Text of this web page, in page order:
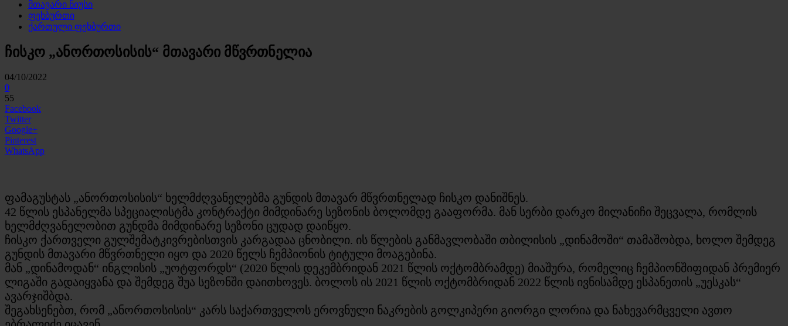
მთავარი ნიუსი
ფეხბურთი
ქართული ფეხბურთი
ჩისკო „ანორთოსისის“ მთავარი მწვრთნელია
04/10/2022
0
55
Facebook
Twitter
Google+
Pinterest
WhatsApp
ფამაგუსტას „ანორთოსისის“ ხელმძღვანელებმა გუნდის მთავარ მწვრთნელად ჩისკო დანიშნეს.
42 წლის ესპანელმა სპეციალისტმა კონტრაქტი მიმდინარე სეზონის ბოლომდე გააფორმა. მან სერბი დარკო მილანიჩი შეცვალა, რომლის
ხელმძღვანელობით გუნდმა მიმდინარე სეზონი ცუდად დაიწყო.
ჩისკო ქართველი გულშემატკივრებისთვის კარგადაა ცნობილი. ის წლების განმავლობაში თბილისის „დინამოში“ თამაშობდა, ხოლო შემდეგ
გუნდის მთავარი მწვრთნელი იყო და 2020 წელს ჩემპიონის ტიტული მოაგებინა.
მან „დინამოდან“ ინგლისის „უოტფორდს“ (2020 წლის დეკემბრიდან 2021 წლის ოქტომბრამდე) მიაშურა, რომელიც ჩემპიონშიფიდან პრემიერ
ლიგაში გადაიყვანა და შემდეგ შუა სეზონში დაითხოვეს. ბოლოს ის 2021 წლის ოქტომბრიდან 2022 წლის ივნისამდე ესპანეთის „უესკას“
ავარჯიშბდა.
შეგახსენებთ, რომ „ანორთოსისის“ კარს საქართველოს ეროვნული ნაკრების გოლკიპერი გიორგი ლორია და ნახევარმცველი ავთო